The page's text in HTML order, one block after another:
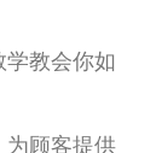
学教会你如
为顾客提供